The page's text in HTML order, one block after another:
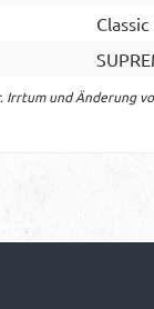
Classic
Irrtum und Änderung